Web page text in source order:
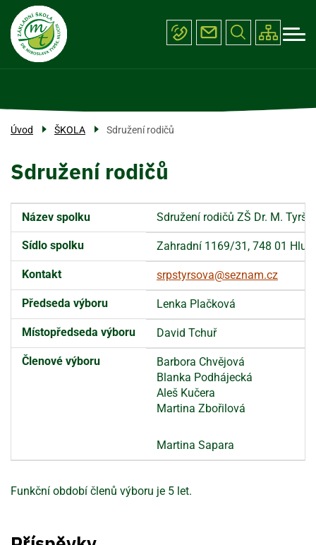
Přejít
hlavnímu
obsahu
Menu
navigace
ŠKOLA
PROJEKTY
ÚŘEDNÍ DESKA
KONTAKTY
Úvod ŠKOLA Sdružení rodičů
Sdružení rodičů
Název spolku Sdružení rodičů ZŠ Dr. M. Tyrše
Sídlo spolku Zahradní 1169/31, 748 01
Kontakt srpstyrsova@seznam.cz
Předseda výboru Lenka Plačková
Místopředseda výboru David Tchuř
Členové výboru
Barbora Chvějová
Blanka Podhájecká
Aleš Kučera
Martina Zbořilová
Martina Sapara
Funkční období členů výboru je 5 let.